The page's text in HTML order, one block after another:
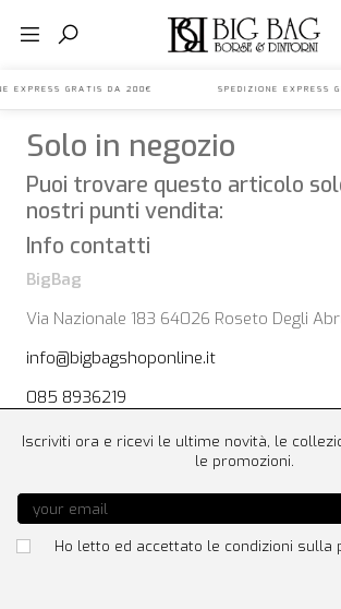
EXPRESS GRATIS DA 200€ SPEDIZIONE
Solo in negozio
Puoi trovare questo articolo
nostri punti vendita:
Info contatti
BigBag
Via Nazionale 183 64026 Roseto Degli
info@bigbagshoponline.it
085 8936219
Iscriviti ora e ricevi le ultime novità, le
le promozioni.
Ho letto ed accettato le condizioni sulla